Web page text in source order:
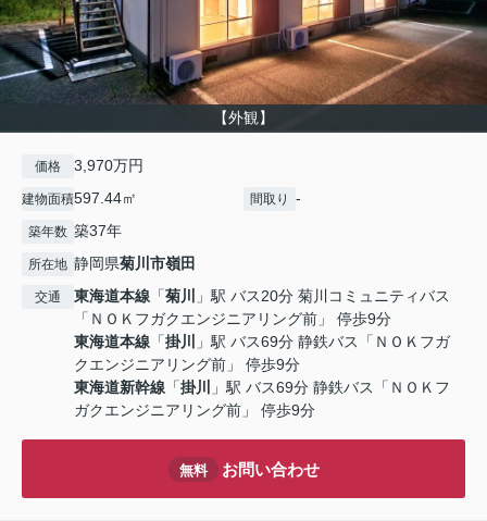
【外観】
価格 3,970万円
建物面積597.44㎡ 間取り -
築年数 築37年
所在地 静岡県菊川市嶺田
交通 東海道本線 「菊川
」駅 バス20分 菊川コミュニティバス
「ＮＯＫフガクエンジニアリング前」 停歩9分
東海道本線 「掛川
」駅 バス69分 静鉄バス「ＮＯＫフガ
クエンジニアリング前」 停歩9分
東海道新幹線 「掛川
」駅 バス69分 静鉄バス「ＮＯＫフ
ガクエンジニアリング前」 停歩9分
無料 お問い合わせ